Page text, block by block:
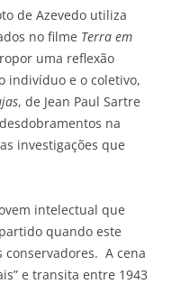
de Azevedo utiliza
no filme Terra em
uma reflexão
indivíduo e o coletivo,
, de Jean Paul Sartre
na
investigações que
intelectual que
quando este
A cena
e transita entre 1943